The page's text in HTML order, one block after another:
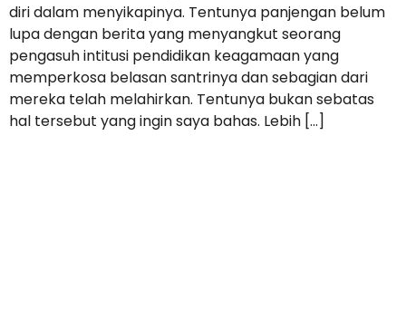
diri dalam menyikapinya. Tentunya panjengan belum
lupa dengan berita yang menyangkut seorang
pengasuh intitusi pendidikan keagamaan yang
memperkosa belasan santrinya dan sebagian dari
mereka telah melahirkan. Tentunya bukan sebatas
hal tersebut yang ingin saya bahas. Lebih […]